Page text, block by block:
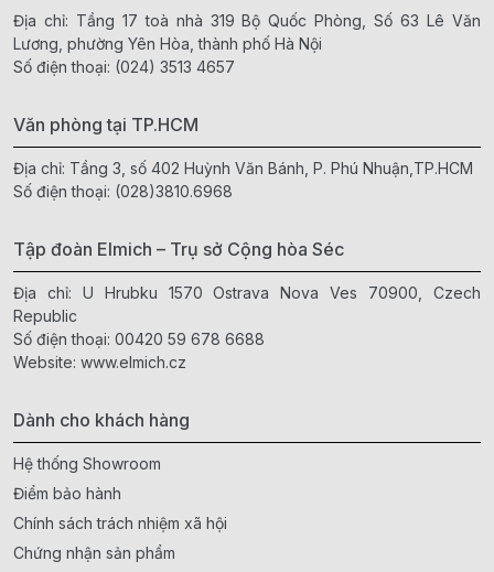
Địa chỉ: Tầng 17 toà nhà 319 Bộ Quốc Phòng, Số 63 Lê Văn
Lương, phường Yên Hòa, thành phố Hà Nội
Số điện thoại: (024) 3513 4657
Văn phòng tại TP.HCM
Địa chỉ: Tầng 3, số 402 Huỳnh Văn Bánh, P. Phú Nhuận,TP.HCM
Số điện thoại: (028)3810.6968
Tập đoàn Elmich – Trụ sở Cộng hòa Séc
Địa chỉ: U Hrubku 1570 Ostrava Nova Ves 70900, Czech
Republic
Số điện thoại: 00420 59 678 6688
Website: www.elmich.cz
Dành cho khách hàng
Hệ thống Showroom
Điểm bảo hành
Chính sách trách nhiệm xã hội
Chứng nhận sản phẩm